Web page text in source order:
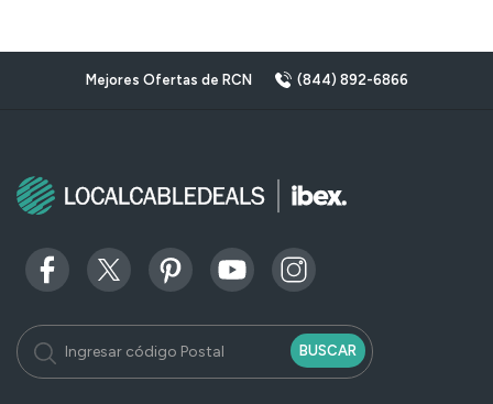
Mejores Ofertas de RCN (844) 892-6866
BUSCAR